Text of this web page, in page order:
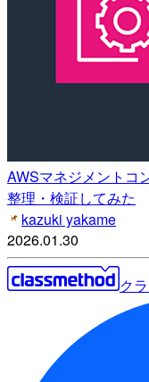
AWSマネジメントコ
整理・検証してみた
kazuki yakame
2026.01.30
ク